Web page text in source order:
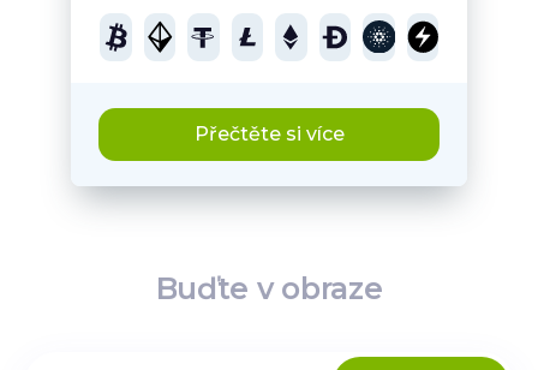
Přečtěte si více
Buďte v obraze